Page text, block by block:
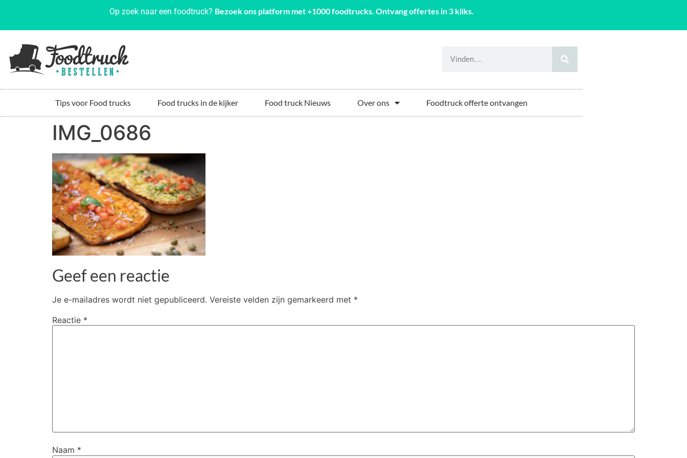
Op zoek naar een foodtruck? Bezoek ons platform met +1000 foodtrucks. Ontvang offertes in 3 kliks.
Tips voor Food trucks Food trucks in de kijker Food truck Nieuws Over ons Foodtruck offerte ontvangen
IMG_0686
Geef een reactie
Je e-mailadres wordt niet gepubliceerd. Vereiste velden zijn gemarkeerd met *
Reactie *
Naam *